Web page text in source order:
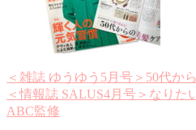
＜雑誌 ゆうゆう5月号＞50代か
＜情報誌 SALUS4月号＞なりた
ABC監修